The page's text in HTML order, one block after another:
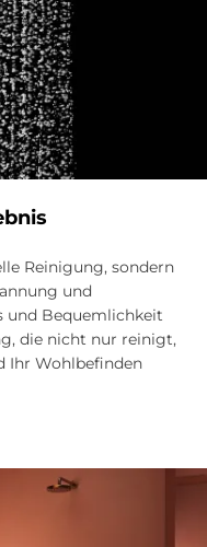
Reinigung, sondern
und
und Bequemlichkeit
die nicht nur reinigt,
Ihr Wohlbefinden